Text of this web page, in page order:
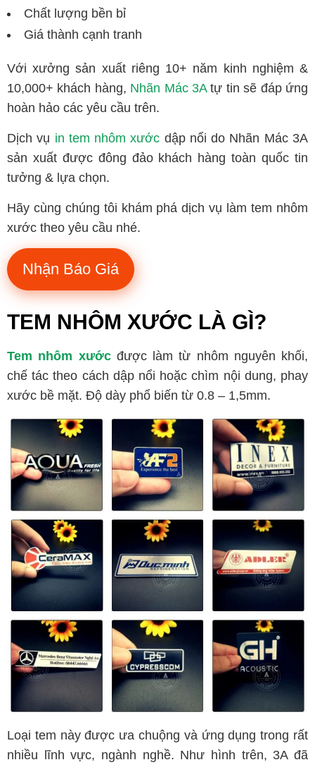
Chất lượng bền bỉ
Giá thành cạnh tranh
Với xưởng sản xuất riêng 10+ năm kinh nghiệm &
10,000+ khách hàng, Nhãn Mác 3Atự tin sẽ đáp ứng
hoàn hảo các yêu cầu trên.
Dịch vụ in tem nhôm xước dập nổi do Nhãn Mác 3A
sản xuất được đông đảo khách hàng toàn quốc tin
tưởng & lựa chọn.
Hãy cùng chúng tôi khám phá dịch vụ làm tem nhôm
xước theo yêu cầu nhé.
Nhận Báo Giá
TEM NHÔM XƯỚC LÀ GÌ?
Tem nhôm xướcđược làm từ nhôm nguyên khối,
chế tác theo cách dập nổi hoặc chìm nội dung, phay
xước bề mặt. Độ dày phổ biến từ 0.8 – 1,5mm.
Loại tem này được ưa chuộng và ứng dụng trong rất
nhiều lĩnh vực, ngành nghề. Như hình trên, 3A đã